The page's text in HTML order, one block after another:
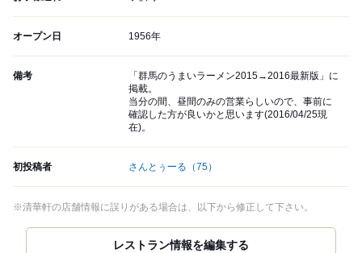
オープン日 1956年
備考
「群馬のうまいラーメン2015→2016最新版」に
掲載。
当分の間、昼間のみの営業らしいので、事前に
確認した方が良いかと思います(2016/04/25現
在)。
初投稿者 さんとぅーる （75）
※清華軒の店舗情報に誤りがある場合は、以下から修正して下さい。
レストラン情報を編集する